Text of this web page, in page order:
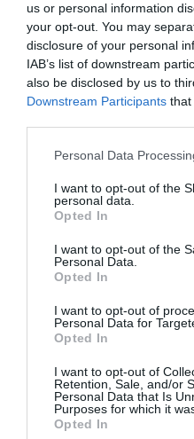
us or personal information
your opt-out. You may
disclosure of your personal
IAB’s list of downstream
also be disclosed by us to
Downstream Participants that
Personal Data
I want to opt-out of the
personal data.
Opted In
I want to opt-out of the
Personal Data.
Opted In
I want to opt-out of
Personal Data for
Opted In
I want to opt-out of
Retention, Sale, and/or
Personal Data that Is
Purposes for which it
Opted In
aérien vers l’Amérique latine
Pont aérien: chevilles
Pointe‑à‑Pitre – Panama
aérien vers l’Amérique
histoire de l'aviation
LIRE